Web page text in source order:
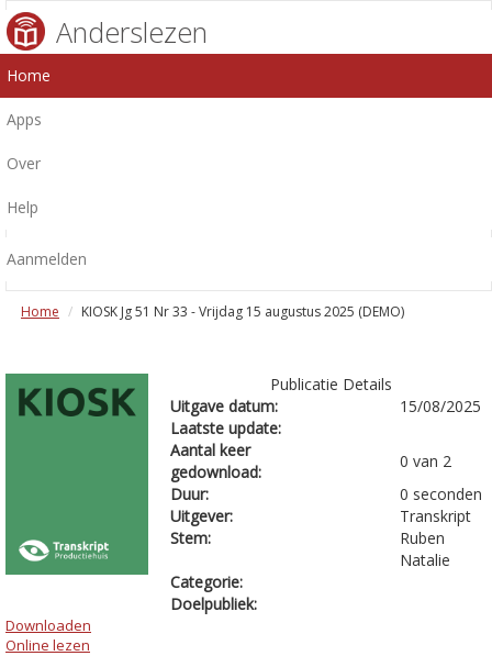
Anderslezen
Home
Apps
Over
Help
Aanmelden
Home KIOSK Jg 51 Nr 33 - Vrijdag 15 augustus 2025 (DEMO)
Publicatie Details
Uitgave datum:
15/08/2025
Laatste update:
Aantal keer
gedownload:
0 van 2
Duur:
0 seconden
Uitgever:
Transkript
Stem:
Ruben
Natalie
Categorie:
Doelpubliek:
Downloaden
Online lezen